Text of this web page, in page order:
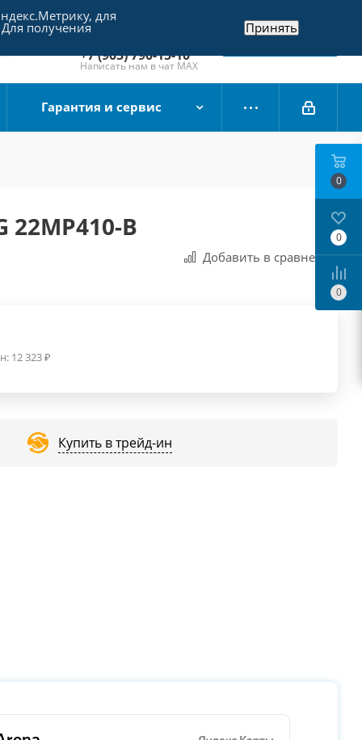
+7 (495) 790-15-10
Отдел продаж
+7 (903) 790-15-10
Написать нам в чат MAX
Заказать звонок
Гарантия и сервис
22MP410-B
Добавить в сравнения
12 323₽
Купить в трейд-ин
0
0
0
для
получения Принять